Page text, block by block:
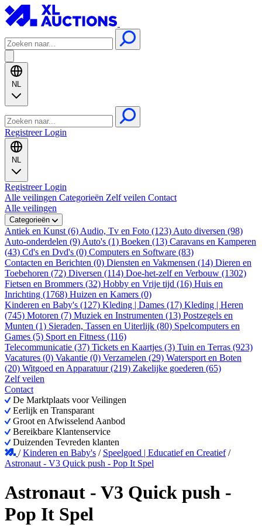
NL
RegistreerLogin
NL
RegistreerLogin
Alle veilingen Categorieën Zelf veilen Contact
Alle veilingen
Categorieën
Antiek en Kunst (6) Audio, Tv en Foto (123) Auto diversen (98)
Auto-onderdelen (9) Auto's (1) Boeken (13) Caravans en Kamperen
(43) Cd's en Dvd's (0) Computers en Software (83)
Contacten en Berichten (0) Diensten en Vakmensen (14) Dieren en
Toebehoren (72) Diversen (114) Doe-het-zelf en Verbouw (1302)
Fietsen en Brommers (32) Hobby en Vrije tijd (16) Huis en
Inrichting (1768) Huizen en Kamers (0)
Kinderen en Baby's (127) Kleding | Dames (17) Kleding | Heren
(745) Motoren (7) Muziek en Instrumenten (13) Postzegels en
Munten (1) Sieraden, Tassen en Uiterlijk (80) Spelcomputers en
Games (5) Sport en Fitness (116)
Telecommunicatie (37) Tickets en Kaartjes (3) Tuin en Terras (923)
Vacatures (0) Vakantie (0) Verzamelen (29) Watersport en Boten
(20) Witgoed en Apparatuur (219) Zakelijke goederen (65)
Zelf veilen
Contact
De Marktplaats voor Veilingen
Eerlijk en Transparant
Groot en Afwisselend Aanbod
Bereikbare Klantenservice
Duizenden Tevreden klanten
/Kinderen en Baby's / Speelgoed | Educatief en Creatief /
Astronaut - V3 Quick push - Pop It Spel
Astronaut - V3 Quick push -
Pop It Spel